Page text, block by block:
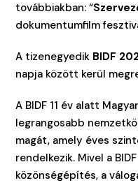
továbbiakban: “
dokumentumfilm
A tizenegyedik BIDF
napja között kerül
A BIDF 11 év alatt
legrangosabb
magát, amely éves
rendelkezik. Mivel a
közönségépítés, a